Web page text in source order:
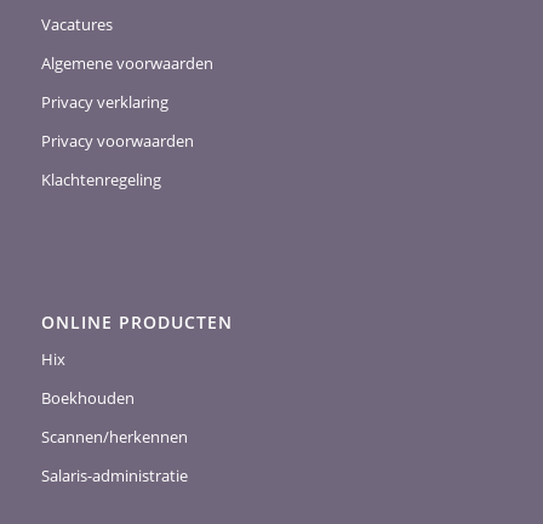
Vacatures
Algemene voorwaarden
Privacy verklaring
Privacy voorwaarden
Klachtenregeling
ONLINE PRODUCTEN
Hix
Boekhouden
Scannen/herkennen
Salaris-administratie